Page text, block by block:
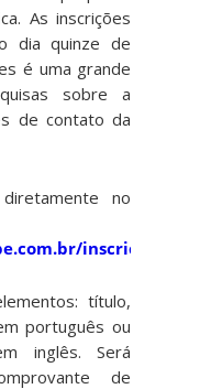
As inscrições
dia quinze de
é uma grande
sobre a
de contato da
no
inscricoes/
título,
português ou
inglês. Será
de